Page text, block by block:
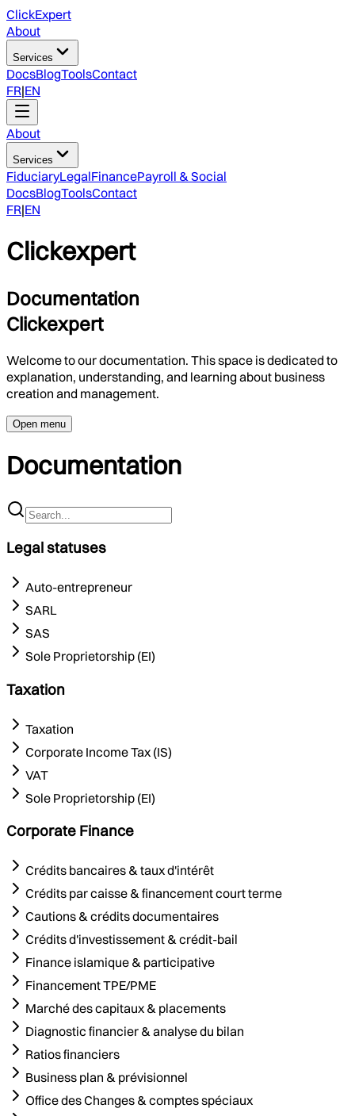
ClickExpert
About
Services
DocsBlogToolsContact
FR|EN
About
Services
FiduciaryLegalFinancePayroll & Social
DocsBlogToolsContact
FR|EN
Clickexpert
Documentation
Clickexpert
Welcome to our documentation. This space is dedicated to
explanation, understanding, and learning about business
creation and management.
Open menu
Documentation
Legal statuses
Auto-entrepreneur
SARL
SAS
Sole Proprietorship (EI)
Taxation
Taxation
Corporate Income Tax (IS)
VAT
Sole Proprietorship (EI)
Corporate Finance
Crédits bancaires & taux d'intérêt
Crédits par caisse & financement court terme
Cautions & crédits documentaires
Crédits d'investissement & crédit-bail
Finance islamique & participative
Financement TPE/PME
Marché des capitaux & placements
Diagnostic financier & analyse du bilan
Ratios financiers
Business plan & prévisionnel
Office des Changes & comptes spéciaux